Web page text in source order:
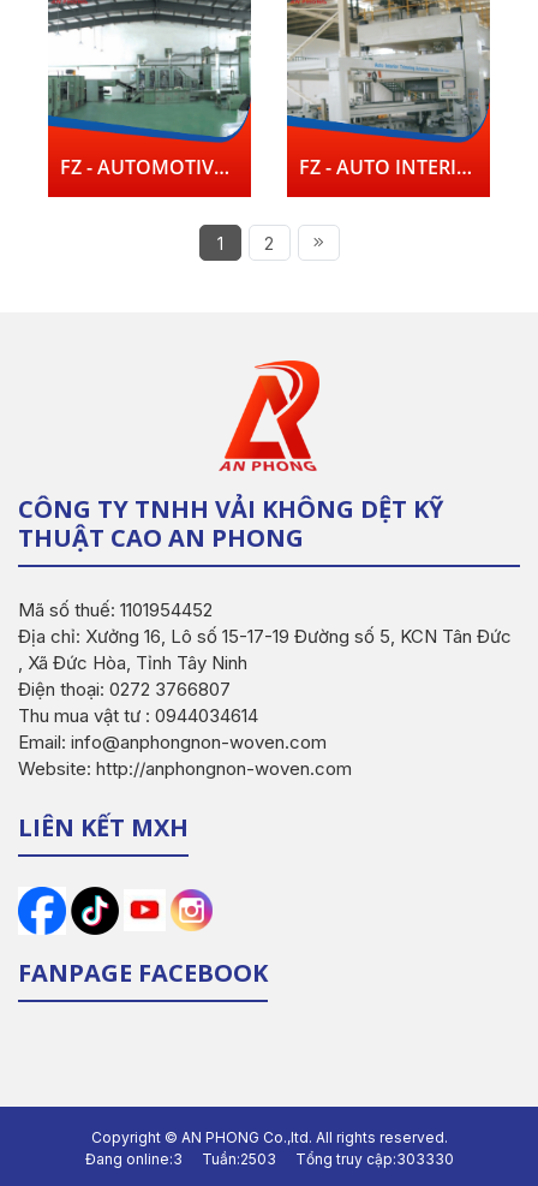
FZ - AUTOMOTIVE IN TERIORS NONWOVENS PRODUCTION LINE FZ - AUTO INTERIOR TRIMMING AUTOMATIC PRODUCTION LINE
1 2
CÔNG TY TNHH VẢI KHÔNG DỆT KỸ
THUẬT CAO AN PHONG
Mã số thuế: 1101954452
Địa chỉ: Xưởng 16, Lô số 15-17-19 Đường số 5, KCN Tân Đức
, Xã Đức Hòa, Tỉnh Tây Ninh
Điện thoại: 0272 3766807
Thu mua vật tư : 0944034614
Email: info@anphongnon-woven.com
Website: http://anphongnon-woven.com
LIÊN KẾT MXH
FANPAGE FACEBOOK
Copyright © AN PHONG Co.,ltd. All rights reserved.
Đang online:3 Tuần:2503 Tổng truy cập:303330